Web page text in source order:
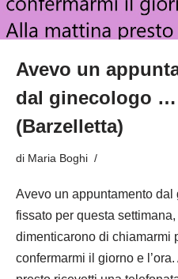
Avevo un
dal ginecologo …
(Barzelletta)
di Maria Boghi
Avevo un appuntamento dal
fissato per questa settimana,
dimenticarono di chiamarmi
confermarmi il giorno e